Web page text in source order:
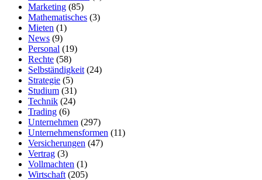
Marketing (85)
Mathematisches (3)
Mieten (1)
News (9)
Personal (19)
Rechte (58)
Selbständigkeit (24)
Strategie (5)
Studium (31)
Technik (24)
Trading (6)
Unternehmen (297)
Unternehmensformen (11)
Versicherungen (47)
Vertrag (3)
Vollmachten (1)
Wirtschaft (205)